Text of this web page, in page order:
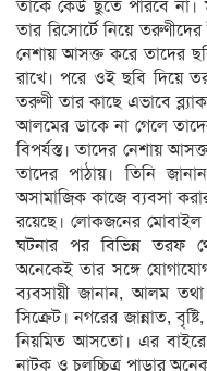
তাকে কেউ ছুঁতে পারবে না।
তার রিসোর্টে নিয়ে
নেশায় আসক্ত করে তাদের
রাখে। পরে ওই ছবি দিয়ে
তরুণী তার কাছে এভাবে
আলমের ডাকে না গেলে
বিপর্যস্ত। তাদের নেশায়
তাদের পাঠায়। তিনি
অসামাজিক কাজে ব্যবসা
রয়েছে। লোকজনের মোবাইল
ঘটনার পর বিভিন্ন তরফ
অনেকেই তার সঙ্গে
ব্যবসায়ী জানান, আলম
সিক্রেট। নগরের জান্নাত,
নিয়মিত আসতো। এর
নাটক ও চলচ্চিত্র পাড়ার